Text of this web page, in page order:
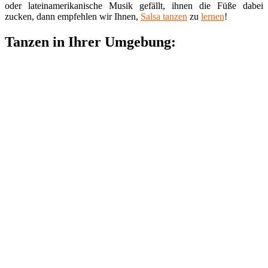
oder lateinamerikanische Musik gefällt, ihnen die Füße dabei
zucken, dann empfehlen wir Ihnen, Salsa tanzen zu lernen!
Tanzen in Ihrer Umgebung: